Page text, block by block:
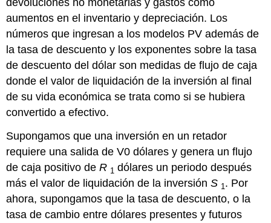
devoluciones no monetarias y gastos como
aumentos en el inventario y depreciación. Los
números que ingresan a los modelos PV además de
la tasa de descuento y los exponentes sobre la tasa
de descuento del dólar son medidas de flujo de caja
donde el valor de liquidación de la inversión al final
de su vida económica se trata como si se hubiera
convertido a efectivo.
Supongamos que una inversión en un retador
requiere una salida de V0 dólares y genera un flujo
de caja positivo deR 1 dólares un periodo después
más el valor de liquidación de la inversiónS 1 . Por
ahora, supongamos que la tasa de descuento, o la
tasa de cambio entre dólares presentes y futuros